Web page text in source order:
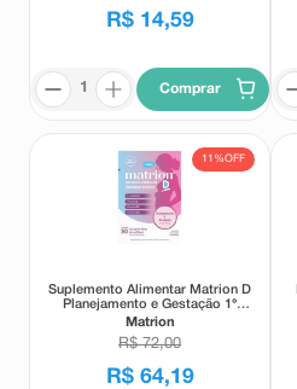
R$ 14,59
Comprar
11%OFF
Suplemento Alimentar Matrion D
Planejamento e Gestação 1°
Trimestre 30 Comprimidos
Revestidos
Matrion
R$ 72,00
R$ 64,19